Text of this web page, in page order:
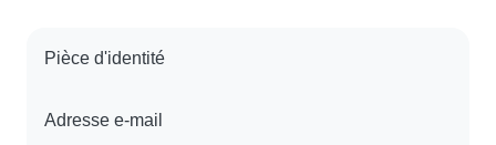
Pièce d'identité
Adresse e-mail